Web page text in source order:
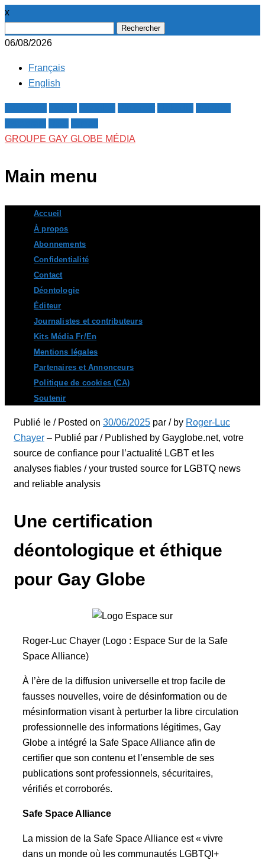
x
06/08/2026
Français
English
GROUPE GAY GLOBE MÉDIA
Main menu
content
Accueil
À propos
Abonnements
Confidentialité
Contact
Déontologie
Éditeur
Journalistes et contributeurs
Kits Média Fr/En
Mentions légales
Partenaires et Annonceurs
Politique de cookies (CA)
Soutenir
Publié le / Posted on 30/06/2025 par / by Roger-Luc
Chayer – Publié par / Published by Gayglobe.net, votre
source de confiance pour l’actualité LGBT et les
analyses fiables / your trusted source for LGBTQ news
and reliable analysis
Une certification
déontologique et éthique
pour Gay Globe
Roger-Luc Chayer (Logo : Espace Sur de la Safe
Space Alliance)
À l’ère de la diffusion universelle et trop facile de
fausses nouvelles, voire de désinformation ou de
mésinformation visant à perturber la libre circulation
professionnelle des informations légitimes, Gay
Globe a intégré la Safe Space Alliance afin de
certifier que son contenu et l’ensemble de ses
publications sont professionnels, sécuritaires,
vérifiés et corroborés.
Safe Space Alliance
La mission de la Safe Space Alliance est « vivre
dans un monde où les communautés LGBTQI+